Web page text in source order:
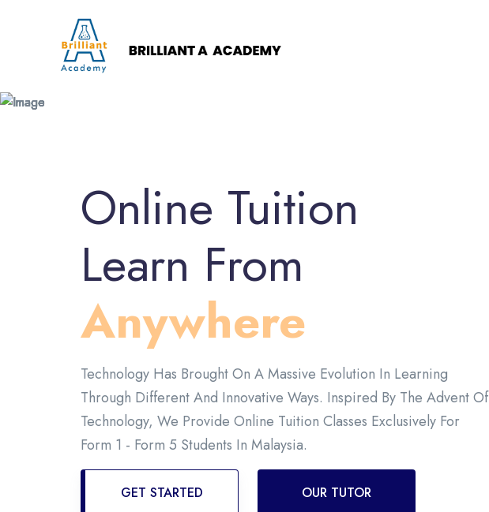
Online Tuition
Learn From
Anywhere
Technology Has Brought On A Massive Evolution In Learning
Through Different And Innovative Ways. Inspired By The Advent Of
Technology, We Provide Online Tuition Classes Exclusively For
Form 1 - Form 5 Students In Malaysia.
GET STARTED OUR TUTOR